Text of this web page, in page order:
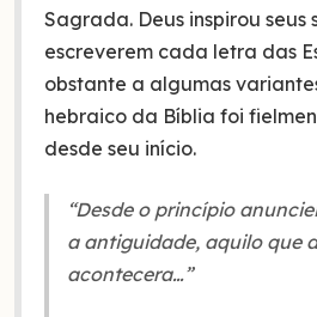
Sagrada. Deus inspirou seus
escreverem cada letra das
obstante a algumas
hebraico da Bíblia foi
desde seu início.
“Desde o princípio
a antiguidade, aquilo que
acontecera…”